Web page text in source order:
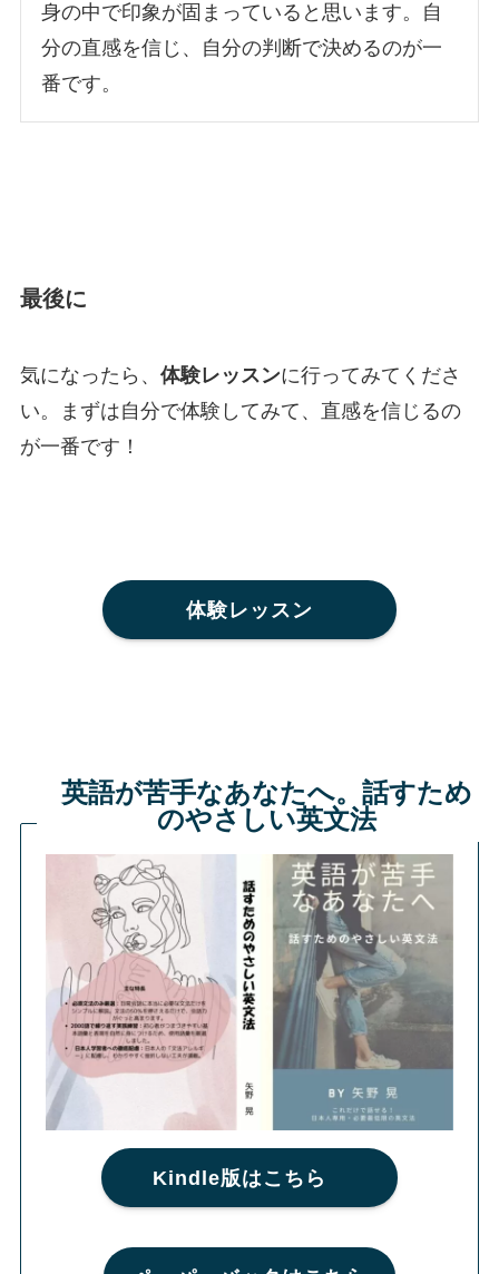
身の中で印象が固まっていると思います。自
分の直感を信じ、自分の判断で決めるのが一
番です。
最後に
気になったら、 体験レッスンに行ってみてくださ
い。まずは自分で体験してみて、直感を信じるの
が一番です！
体験レッスン
英語が苦手なあなたへ。話すため
のやさしい英文法
Kindle版はこちら